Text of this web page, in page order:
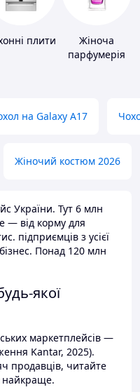
плити
Жіноча
парфумерія
на Galaxy A17
Жіночий костюм 2026
України. Тут 6 млн
— від корму для
підприємців з усієї
Понад 120 млн
якої
маркетплейсів —
Kantar, 2025).
продавців, читайте
найкраще.